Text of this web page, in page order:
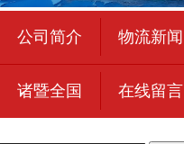
公司简介 物流新闻
诸暨全国 在线留言